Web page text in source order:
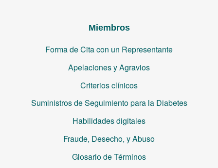
Miembros
Forma de Cita con un Representante
Apelaciones y Agravios
Criterios clínicos
Suministros de Seguimiento para la Diabetes
Habilidades digitales
Fraude, Desecho, y Abuso
Glosario de Términos